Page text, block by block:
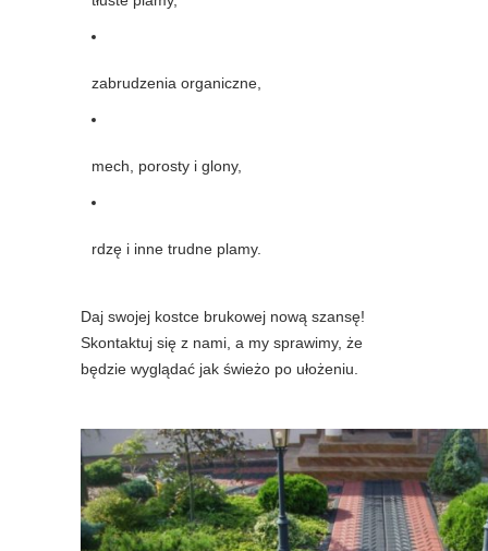
zabrudzenia organiczne,
mech, porosty i glony,
rdzę i inne trudne plamy.
Daj swojej kostce brukowej nową szansę!
Skontaktuj się z nami, a my sprawimy, że
będzie wyglądać jak świeżo po ułożeniu.